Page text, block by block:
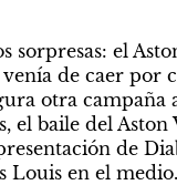
sorpresas: el
de caer por
otra campaña
el baile del
de